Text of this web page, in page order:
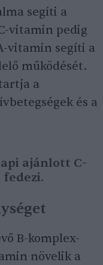
segíti a
vitamin pedig
vitamin segíti a
működését.
a
és a
ajánlott C-
B-komplex-
növelik a